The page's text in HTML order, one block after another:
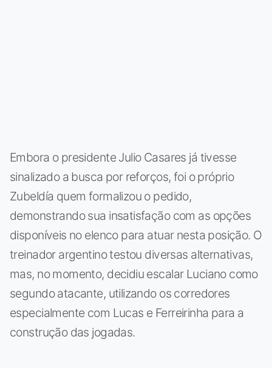
Embora o presidente Julio Casares já tivesse
sinalizado a busca por reforços, foi o próprio
Zubeldía quem formalizou o pedido,
demonstrando sua insatisfação com as opções
disponíveis no elenco para atuar nesta posição. O
treinador argentino testou diversas alternativas,
mas, no momento, decidiu escalar Luciano como
segundo atacante, utilizando os corredores
especialmente com Lucas e Ferreirinha para a
construção das jogadas.